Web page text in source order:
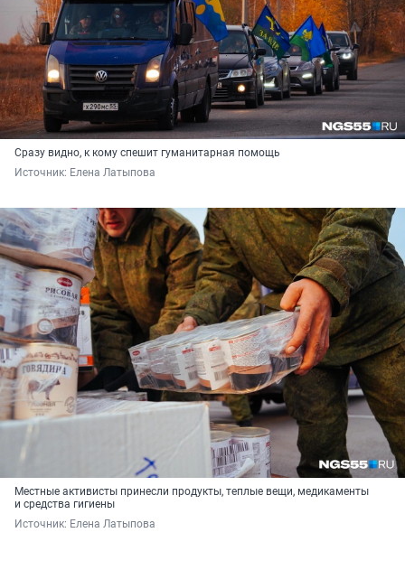
Сразу видно, к кому спешит гуманитарная помощь
Источник: Елена Латыпова
Местные активисты принесли продукты, теплые вещи, медикаменты
и средства гигиены
Источник: Елена Латыпова